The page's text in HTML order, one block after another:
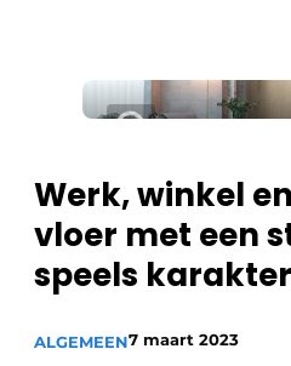
Nieuwsbrief
Privacy / Cookie
Vacature aanmelden
Vacatures
De Pen
Werk, winkel
vloer met een
speels karakter
ALGEMEEN7 maart 2023